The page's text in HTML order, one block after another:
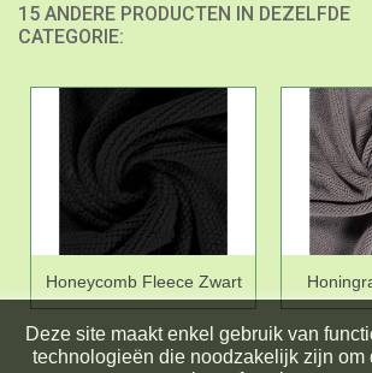
15 ANDERE PRODUCTEN IN DEZELFDE
CATEGORIE:
Honeycomb Fleece Zwart
Deze site maakt enkel gebruik van
technologieën die noodzakelijk zijn om